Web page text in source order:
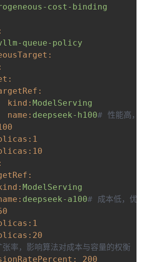
cost-binding
queue-policy
kind: ModelServing
name: deepseek-h100# 性能高，
1
10
ModelServing
deepseek-a100# 成本低，优
1
20
率，影响算法对成本与容量的权衡
200